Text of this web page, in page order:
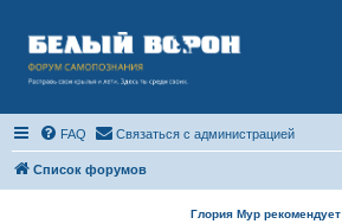
FAQ Связаться с администрацией
Список форумов
Глория Мур рекомендует